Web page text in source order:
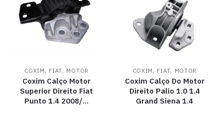
COXIM , FIAT, MOTOR
Coxim Calço Motor
Superior Direito Fiat
Punto 1.4 2008/…
COXIM , FIAT, MOTOR
Coxim Calço Do Motor
Direito Palio 1.0 1.4
Grand Siena 1.4